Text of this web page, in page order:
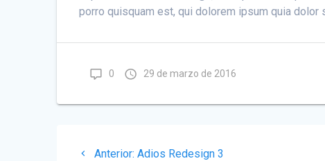
porro quisquam est, qui dolorem ipsum quia dolor
0 29 de marzo de 2016
Navegación
Anterior: Post
Adios Redesign 3